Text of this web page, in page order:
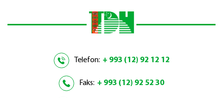
Telefon: + 993 (12) 92 12 12
Faks: + 993 (12) 92 52 30